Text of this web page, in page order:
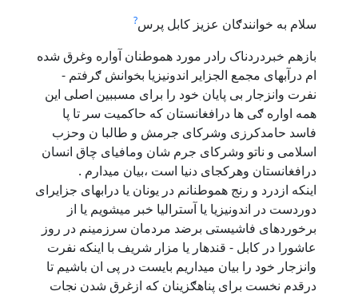
سلام به خوانندګان عزیز کابل پرس
بازهم خبردردناک رادر مورد هموطنان آواره وغرق شده
ام درآبهای مجمع الجزایر اندونیزیا بخوانش ګرفتم -
نفرت وانزجار بی پایان خود را برای مسببین اصلی این
همه اواره ګی ها درافغانستان که حاکمیت سر تا پا
فاسد حامدکرزی وشرکای جرمش و طالبا ن وحزب
اسلامی و ناتو وشرکای جرم شان ومافیای چاق انسان
درافغانستان وهرکجای دنیا است ،بیان میدارم .
اینکه ازدرد و رنج هموطنانم در یونان یا درابهای جزایرای
دوردست در اندونیزیا یا آسترالیا خبر میشویم یا از
برخوردهای فاشیستی برضد مردمان سرزمینم در روز
عاشورا در کابل - قندهار یا مزار شریف با اینکه نفرت
وانزجار خود را بیان میداریم بایست در پی ان باشیم تا
درقدم نخست برای پناهګزینان که ازغرق شدن نجات